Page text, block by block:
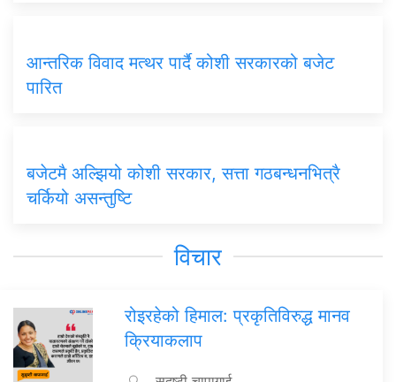
आन्तरिक विवाद मत्थर पार्दै कोशी सरकारको बजेट
पारित
बजेटमै अल्झियो कोशी सरकार, सत्ता गठबन्धनभित्रै
चर्कियो असन्तुष्टि
विचार
रोइरहेको हिमाल: प्रकृतिविरुद्ध मानव
क्रियाकलाप